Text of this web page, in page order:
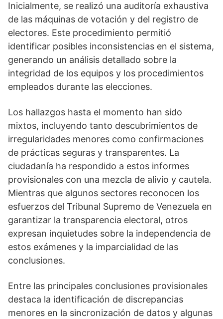
Inicialmente, se realizó una auditoría exhaustiva
de las máquinas de votación y del registro de
electores. Este procedimiento permitió
identificar posibles inconsistencias en el sistema,
generando un análisis detallado sobre la
integridad de los equipos y los procedimientos
empleados durante las elecciones.
Los hallazgos hasta el momento han sido
mixtos, incluyendo tanto descubrimientos de
irregularidades menores como confirmaciones
de prácticas seguras y transparentes. La
ciudadanía ha respondido a estos informes
provisionales con una mezcla de alivio y cautela.
Mientras que algunos sectores reconocen los
esfuerzos del Tribunal Supremo de Venezuela en
garantizar la transparencia electoral, otros
expresan inquietudes sobre la independencia de
estos exámenes y la imparcialidad de las
conclusiones.
Entre las principales conclusiones provisionales
destaca la identificación de discrepancias
menores en la sincronización de datos y algunas